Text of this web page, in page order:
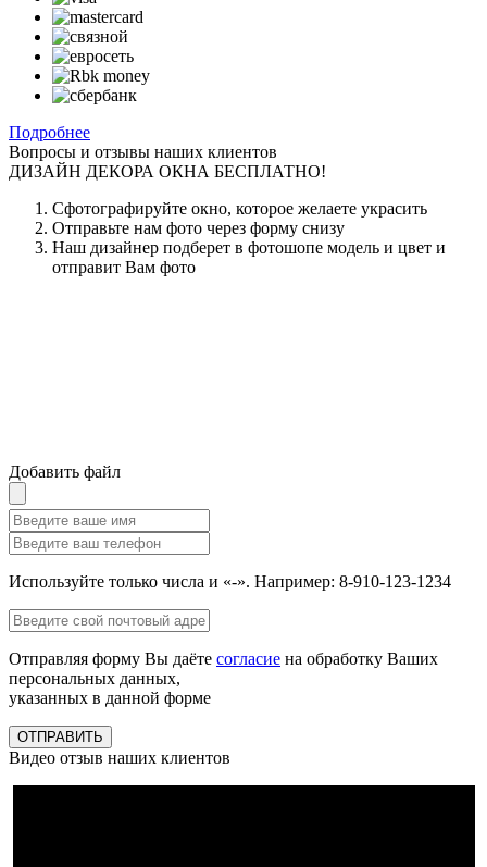
Подробнее
Вопросы и отзывы наших клиентов
ДИЗАЙН ДЕКОРА ОКНА БЕСПЛАТНО!
Сфотографируйте окно, которое желаете украсить
Отправьте нам фото через форму снизу
Наш дизайнер подберет в фотошопе модель и цвет и
отправит Вам фото
Добавить файл
Используйте только числа и «-». Например: 8-910-123-1234
Отправляя форму Вы даёте согласие на обработку Ваших
персональных данных,
указанных в данной форме
ОТПРАВИТЬ
Видео отзыв наших клиентов